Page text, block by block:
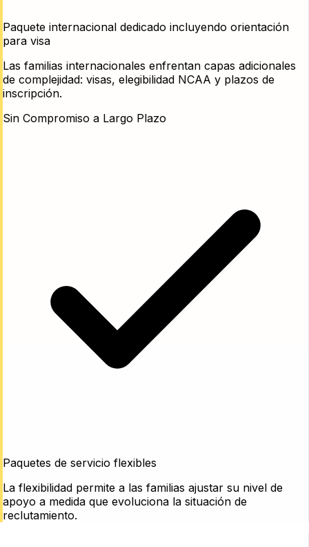
Paquete internacional dedicado incluyendo orientación
para visa
Las familias internacionales enfrentan capas adicionales
de complejidad: visas, elegibilidad NCAA y plazos de
inscripción.
Sin Compromiso a Largo Plazo
Paquetes de servicio flexibles
La flexibilidad permite a las familias ajustar su nivel de
apoyo a medida que evoluciona la situación de
reclutamiento.